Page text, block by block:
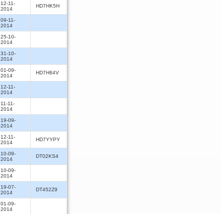
12-11-
2014
HD7HK5H
09-11-
2014
25-10-
2014
31-10-
2014
01-09-
2014
HD7H84V
12-11-
2014
11-11-
2014
19-09-
2014
12-11-
2014
HD7YYPY
10-09-
2014
DT02KS4
10-09-
2014
19-07-
2014
DT452Z9
01-09-
2014